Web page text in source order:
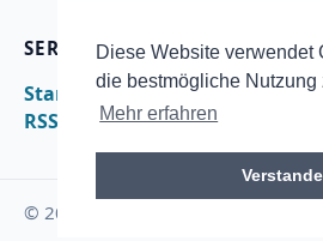
Diese Website verwendet
die bestmögliche Nutzung
Mehr erfahren
SERVICE
Startseite
RSS
© 2026 ngo-online.de